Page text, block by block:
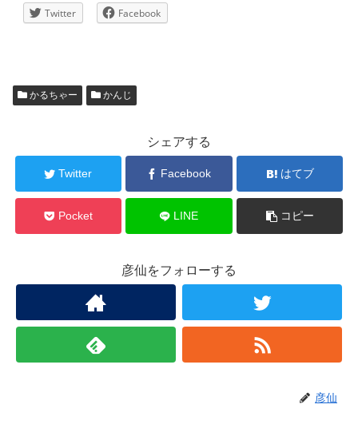
Twitter Facebook
かるちゃー かんじ
シェアする
Twitter Facebook はてブ
Pocket LINE コピー
彦仙をフォローする
彦仙